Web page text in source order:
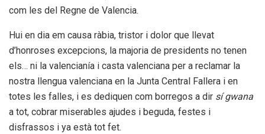
com les del Regne de Valencia.
Hui en dia em causa ràbia, tristor i dolor que llevat
d’honroses excepcions, la majoria de presidents no tenen
els… ni la valencianía i casta valenciana per a reclamar la
nostra llengua valenciana en la Junta Central Fallera i en
totes les falles, i es dediquen com borregos a dir sí gwana
a tot, cobrar miserables ajudes i beguda, festes i
disfrassos i ya està tot fet.